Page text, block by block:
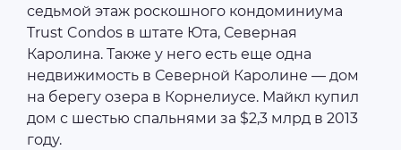
седьмой этаж роскошного кондоминиума
Trust Condos в штате Юта, Северная
Каролина. Также у него есть еще одна
недвижимость в Северной Каролине — дом
на берегу озера в Корнелиусе. Майкл купил
дом с шестью спальнями за $2,3 млрд в 2013
году.